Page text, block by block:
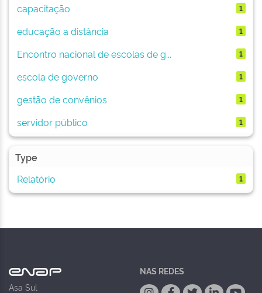
capacitação
1
educação a distância 1
Encontro nacional de escolas de g... 1
escola de governo 1
gestão de convênios 1
servidor público 1
Type
Relatório
1
Asa Sul
NAS REDES